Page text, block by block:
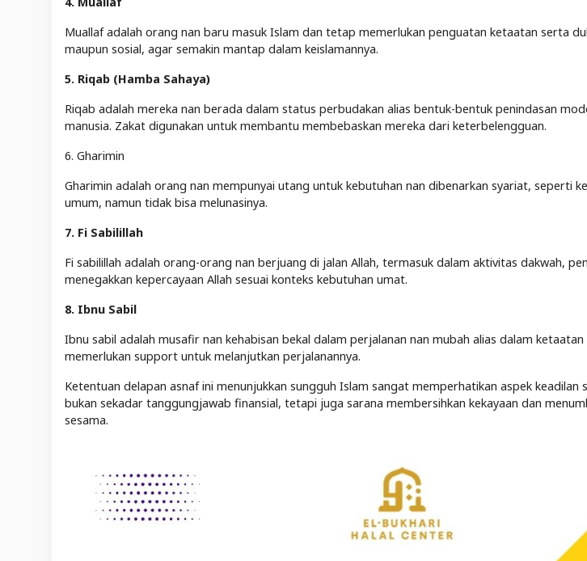
Muallaf adalah orang nan baru masuk Islam dan tetap memerlukan penguatan ketaatan serta
maupun sosial, agar semakin mantap dalam keislamannya.
5. Riqab (Hamba Sahaya)
Riqab adalah mereka nan berada dalam status perbudakan alias bentuk-bentuk penindasan
manusia. Zakat digunakan untuk membantu membebaskan mereka dari keterbelengguan.
6. Gharimin
Gharimin adalah orang nan mempunyai utang untuk kebutuhan nan dibenarkan syariat, seperti
umum, namun tidak bisa melunasinya.
7. Fi Sabilillah
Fi sabilillah adalah orang-orang nan berjuang di jalan Allah, termasuk dalam aktivitas dakwah,
menegakkan kepercayaan Allah sesuai konteks kebutuhan umat.
8. Ibnu Sabil
Ibnu sabil adalah musafir nan kehabisan bekal dalam perjalanan nan mubah alias dalam
memerlukan support untuk melanjutkan perjalanannya.
Ketentuan delapan asnaf ini menunjukkan sungguh Islam sangat memperhatikan aspek keadilan
bukan sekadar tanggungjawab finansial, tetapi juga sarana membersihkan kekayaan dan
sesama.